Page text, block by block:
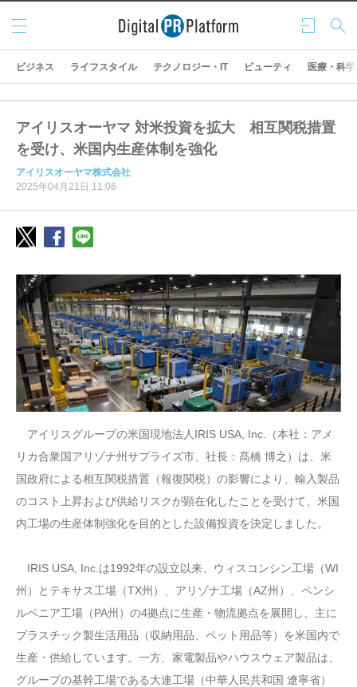
ログ
イン
検索
メニ
ュー
ビジネス ライフスタイル テクノロジー・IT ビューティ 医療・科学
アイリスオーヤマ 対米投資を拡大 相互関税措置
を受け、米国内生産体制を強化
アイリスオーヤマ株式会社
2025年04月21日 11:06
アイリスグループの米国現地法人IRIS USA, Inc.（本社：アメ
リカ合衆国アリゾナ州サプライズ市、社長：髙橋 博之）は、米
国政府による相互関税措置（報復関税）の影響により、輸入製品
のコスト上昇および供給リスクが顕在化したことを受けて、米国
内工場の生産体制強化を目的とした設備投資を決定しました。
IRIS USA, Inc.は1992年の設立以来、ウィスコンシン工場（WI
州）とテキサス工場（TX州）、アリゾナ工場（AZ州）、ペンシ
ルベニア工場（PA州）の4拠点に生産・物流拠点を展開し、主に
プラスチック製生活用品（収納用品、ペット用品等）を米国内で
生産・供給しています。一方、家電製品やハウスウェア製品は、
グループの基幹工場である大連工場（中華人民共和国 遼寧省）